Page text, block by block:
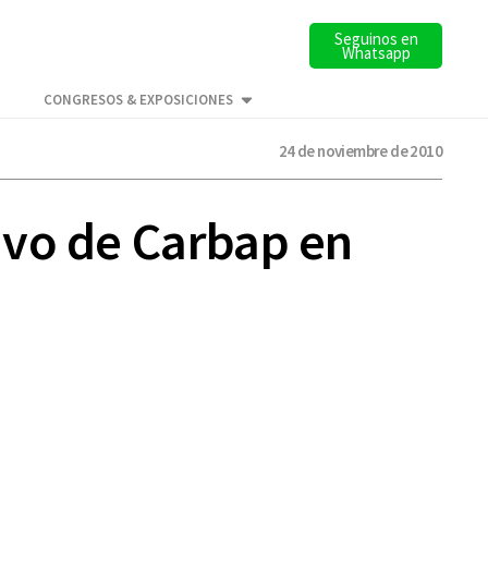
Seguinos en
Whatsapp
CONGRESOS & EXPOSICIONES
24 de noviembre de 2010
de Carbap en